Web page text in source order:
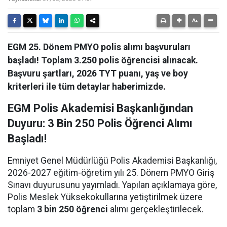
EGM 25. Dönem PMYO polis alımı başvuruları
başladı! Toplam 3.250 polis öğrencisi alınacak.
Başvuru şartları, 2026 TYT puanı, yaş ve boy
kriterleri ile tüm detaylar haberimizde.
EGM Polis Akademisi Başkanlığından
Duyuru: 3 Bin 250 Polis Öğrenci Alımı
Başladı!
Emniyet Genel Müdürlüğü Polis Akademisi Başkanlığı,
2026-2027 eğitim-öğretim yılı 25. Dönem PMYO Giriş
Sınavı duyurusunu yayımladı. Yapılan açıklamaya göre,
Polis Meslek Yüksekokullarına yetiştirilmek üzere
toplam 3 bin 250 öğrenci alımı gerçekleştirilecek.